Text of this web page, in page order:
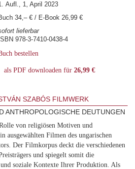
Aufl., 1, April 2023
34,– € / E-Book 26,99 €
lieferbar
ISBN 978-3-7410-0438-4
bestellen
als PDF downloaden für 26,99 €
SZABÓS FILMWERK
ANTHROPOLOGISCHE DEUTUNGEN
von religiösen Motiven und
ausgewählten Filmen des ungarischen
Der Filmkorpus deckt die verschiedenen
und spiegelt somit die
soziale Kontexte Ihrer Produktion. Als